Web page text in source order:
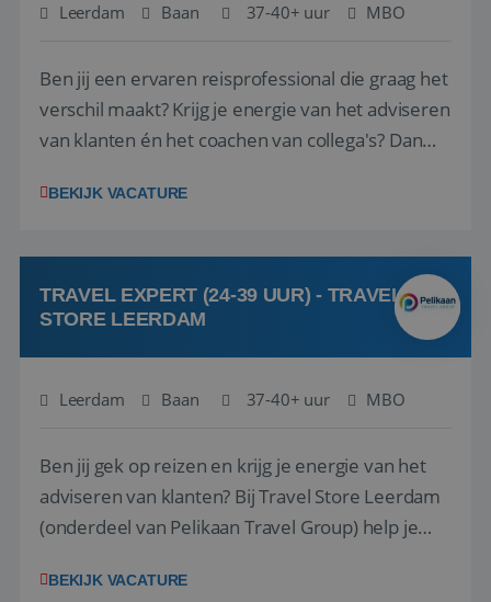
Leerdam Baan 37-40+ uur MBO
Ben jij een ervaren reisprofessional die graag het
verschil maakt? Krijg je energie van het adviseren
van klanten én het coachen van collega's? Dan
(onderdeel van Pelikaan Travel Group) zoeken
team het reisbureau verder...
BEKIJK VACATURE
TRAVEL EXPERT (24-39 UUR) - TRAVEL
STORE LEERDAM
Leerdam Baan 37-40+ uur MBO
Ben jij gek op reizen en krijg je energie van het
adviseren van klanten? Bij Travel Store Leerdam
(onderdeel van Pelikaan Travel Group) help je
vinden. Samen maken we van elke reis een
BEKIJK VACATURE